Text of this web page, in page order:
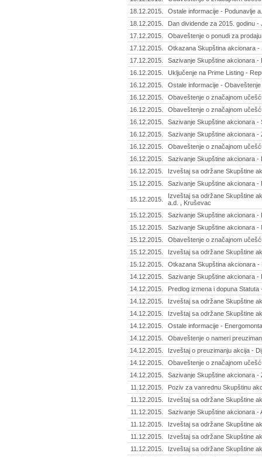
18.12.2015.
Ostale informacije - Podunavlje
18.12.2015.
Dan dividende za 2015. godinu
17.12.2015.
Obaveštenje o ponudi za
17.12.2015.
Otkazana Skupština akcionara
17.12.2015.
Sazivanje Skupštine akcionara -
16.12.2015.
Uključenje na Prime Listing -
16.12.2015.
Ostale informacije -
16.12.2015.
Obaveštenje o značajnom
16.12.2015.
Obaveštenje o značajnom
16.12.2015.
Sazivanje Skupštine akcionara -
16.12.2015.
Sazivanje Skupštine akcionara -
16.12.2015.
Obaveštenje o značajnom
16.12.2015.
Sazivanje Skupštine akcionara -
16.12.2015.
Izveštaj sa održane Skupštine
15.12.2015.
Sazivanje Skupštine akcionara -
15.12.2015.
Izveštaj sa održane Skupštine
a.d. , Kruševac
15.12.2015.
Sazivanje Skupštine akcionara -
15.12.2015.
Sazivanje Skupštine akcionara -
15.12.2015.
Obaveštenje o značajnom
15.12.2015.
Izveštaj sa održane Skupštine
15.12.2015.
Otkazana Skupština akcionara -
14.12.2015.
Sazivanje Skupštine akcionara -
14.12.2015.
Predlog izmena i dopuna
14.12.2015.
Izveštaj sa održane Skupštine
14.12.2015.
Izveštaj sa održane Skupštine
14.12.2015.
Ostale informacije -
14.12.2015.
Obaveštenje o nameri
14.12.2015.
Izveštaj o preuzimanju akcija -
14.12.2015.
Obaveštenje o značajnom
14.12.2015.
Sazivanje Skupštine akcionara -
11.12.2015.
Poziv za vanrednu Skupštinu
11.12.2015.
Izveštaj sa održane Skupštine
11.12.2015.
Sazivanje Skupštine akcionara -
11.12.2015.
Izveštaj sa održane Skupštine
11.12.2015.
Izveštaj sa održane Skupštine
11.12.2015.
Izveštaj sa održane Skupštine